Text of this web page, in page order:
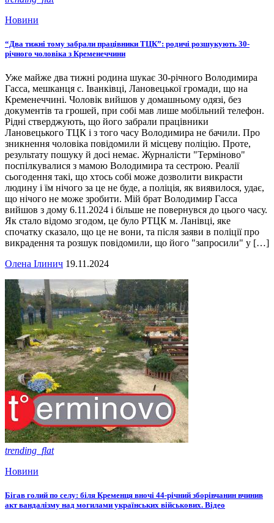
Новини
“Два тижні тому забрали працівники ТЦК”: родичі розшукують 30-
річного чоловіка з Кременеччини
Уже майже два тижні родина шукає 30-річного Володимира
Гасса, мешканця с. Іванківці, Лановецької громади, що на
Кременеччині. Чоловік вийшов у домашньому одязі, без
документів та грошей, при собі мав лише мобільний телефон.
Рідні стверджують, що його забрали працівники
Лановецького ТЦК і з того часу Володимира не бачили. Про
зникнення чоловіка повідомили й місцеву поліцію. Проте,
результату пошуку й досі немає. Журналісти "Терміново"
поспілкувалися з мамою Володимира та сестрою. Реалії
сьогодення такі, що хтось собі може дозволити викрасти
людину і їм нічого за це не буде, а поліція, як виявилося, удає,
що нічого не може зробити. Мій брат Володимир Гасса
вийшов з дому 6.11.2024 і більше не повернувся до цього часу.
Як стало відомо згодом, це було РТЦК м. Ланівці, яке
спочатку сказало, що це не вони, та після заяви в поліції про
викрадення та розшук повідомили, що його "запросили" у […]
Олена Ілинич 19.11.2024
trending_flat
Новини
Бігав голий по селу: біля Кременця вночі 44-річний зборівчанин вчинив
акт вандалізму над могилами українських військових. Відео